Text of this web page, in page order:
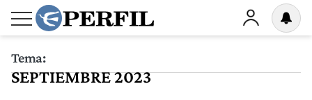
Tema:
SEPTIEMBRE 2023